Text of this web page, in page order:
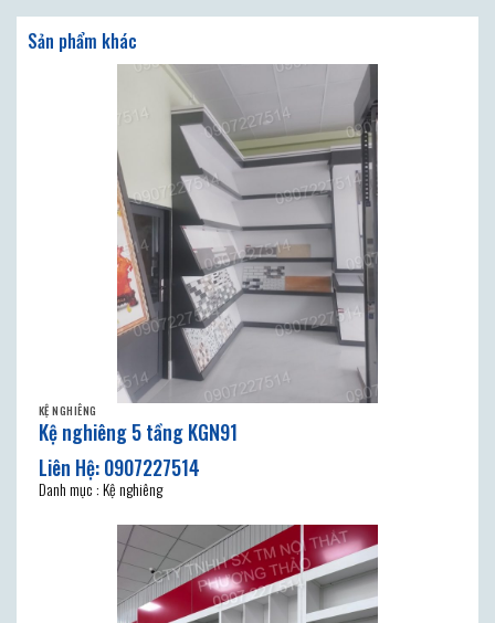
Sản phẩm khác
KỆ NGHIÊNG
Kệ nghiêng 5 tầng KGN91
Danh mục : Kệ nghiêng